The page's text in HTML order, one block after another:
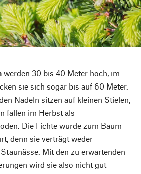
werden 30 bis 40 Meter hoch, im
sie sich sogar bis auf 60 Meter.
Nadeln sitzen auf kleinen Stielen,
fallen im Herbst als
Die Fichte wurde zum Baum
denn sie verträgt weder
Mit den zu erwartenden
wird sie also nicht gut